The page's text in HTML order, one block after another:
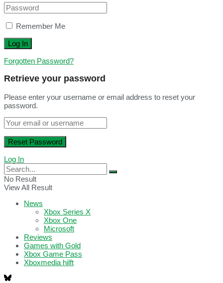
Remember Me
Forgotten Password?
Retrieve your password
Please enter your username or email address to reset your
password.
Log In
No Result
View All Result
News
Xbox Series X
Xbox One
Microsoft
Reviews
Games with Gold
Xbox Game Pass
Xboxmedia hilft